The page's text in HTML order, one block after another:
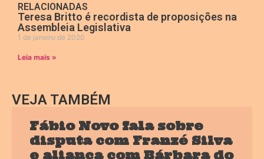
RELACIONADAS
Teresa Britto é recordista de proposições na
Assembleia Legislativa
1 de janeiro de 2020
Leia mais »
VEJA TAMBÉM
Fábio Novo fala sobre
disputa com Franzé Silva
e aliança com Bárbara do